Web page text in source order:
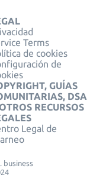
Terms
de cookies
de
GUÍAS
DSA
RECURSOS
Legal de
business